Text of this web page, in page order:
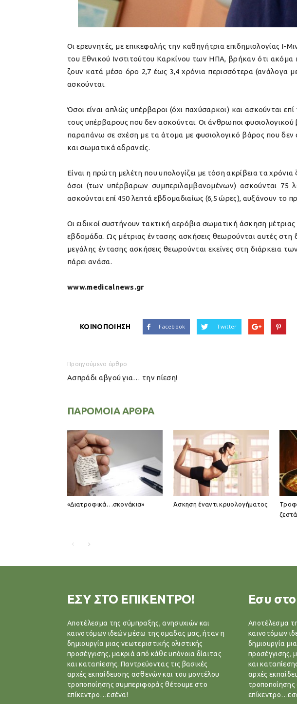
Οι ερευνητές, με επικεφαλής την καθηγήτρια επιδημιολογίας Ι-
του Εθνικού Ινστιτούτου Καρκίνου των ΗΠΑ, βρήκαν ότι ακόμα
ζουν κατά μέσο όρο 2,7 έως 3,4 χρόνια περισσότερα (ανάλογα
ασκούνται.
Όσοι είναι απλώς υπέρβαροι (όχι παχύσαρκοι) και ασκούνται
τους υπέρβαρους που δεν ασκούνται. Οι άνθρωποι
παραπάνω σε σχέση με τα άτομα με φυσιολογικό βάρος που δεν
και σωματικά αδρανείς.
Είναι η πρώτη μελέτη που υπολογίζει με τόση ακρίβεια τα
όσοι (των υπέρβαρων συμπεριλαμβανομένων) ασκούνται 75
ασκούνται επί 450 λεπτά εβδομαδιαίως (6,5 ώρες), αυξάνουν το
Οι ειδικοί συστήνουν τακτική αερόβια σωματική άσκηση
εβδομάδα. Ως μέτριας έντασης ασκήσεις θεωρούνται αυτές
μεγάλης έντασης ασκήσεις θεωρούνται εκείνες στη διάρκεια
πάρει ανάσα.
www.medicalnews.gr
ΚΟΙΝΟΠΟΙΗΣΗ Facebook Twitter
Προηγούμενο άρθρο
Ασπράδι αβγού για… την πίεση!
ΠΑΡΟΜΟΙΑ ΑΡΘΡΑ
«Διατροφικά…σκονάκια» Άσκηση έναντι κρυολογήματος
ΕΣΥ ΣΤΟ ΕΠΙΚΕΝΤΡΟ!
Αποτέλεσμα της σύμπραξης, ανησυχιών και
καινοτόμων ιδεών μέσω της ομαδας μας, ήταν η
δημιουργία μιας νεωτεριστικής ολιστικής
προσέγγισης, μακριά από κάθε υπόνοια δίαιτας
και καταπίεσης. Παντρεύοντας τις βασικές
αρχές εκπαίδευσης ασθενών και του μοντέλου
τροποποίησης συμπεριφοράς θέτουμε στο
επίκεντρο…εσένα!
Εσυ στο
Αποτέλεσμα
καινοτόμων
δημιουργία
προσέγγισης,
και
αρχές